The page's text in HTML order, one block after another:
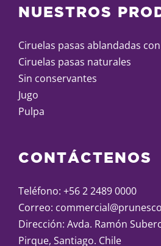
NUESTROS
Ciruelas pasas ablandadas
Ciruelas pasas naturales
Sin conservantes
Jugo
Pulpa
CONTÁCTENOS
Teléfono: +56 2 2489 0000
Correo:
Dirección: Avda. Ramón
Pirque, Santiago. Chile